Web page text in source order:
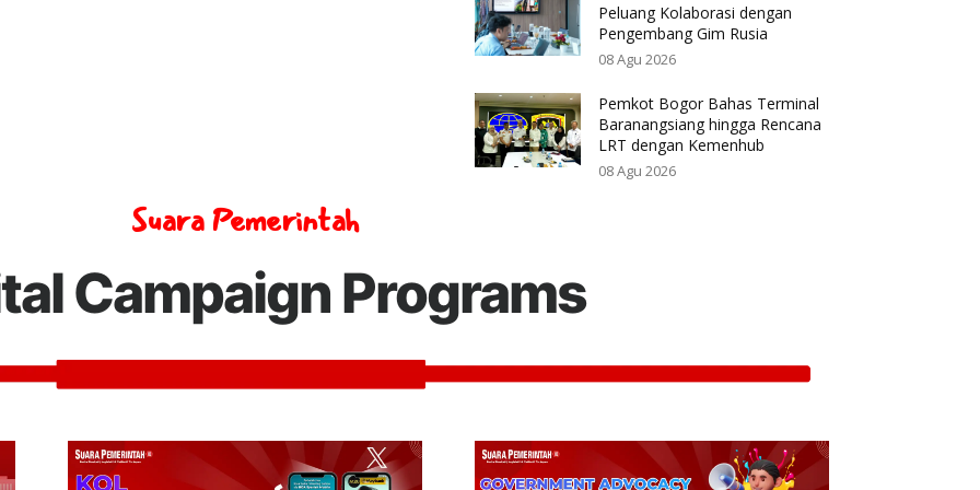
Peluang Kolaborasi dengan
Pengembang Gim Rusia
08 Agu 2026
Pemkot Bogor Bahas Terminal
Baranangsiang hingga Rencana
LRT dengan Kemenhub
08 Agu 2026
Suara Pemerintah
Campaign Programs